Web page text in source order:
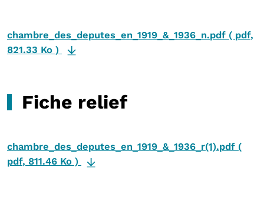
chambre_des_deputes_en_1919_&_1936_n.pdf ( pdf,
821.33 Ko )
Fiche relief
chambre_des_deputes_en_1919_&_1936_r(1).pdf (
pdf, 811.46 Ko )